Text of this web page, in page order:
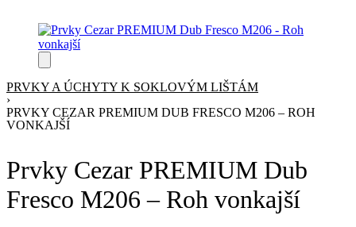
PRVKY A ÚCHYTY K SOKLOVÝM LIŠTÁM
›
PRVKY CEZAR PREMIUM DUB FRESCO M206 – ROH
VONKAJŠÍ
Prvky Cezar PREMIUM Dub
Fresco M206 – Roh vonkajší